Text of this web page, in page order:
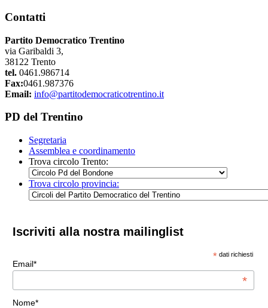
Contatti
Partito Democratico Trentino
via Garibaldi 3,
38122 Trento
tel. 0461.986714
Fax:0461.987376
Email: info@partitodemocraticotrentino.it
PD del Trentino
Segretaria
Assemblea e coordinamento
Trova circolo Trento:
Trova circolo provincia:
Iscriviti alla nostra mailinglist
* dati richiesti
Email*
*
Nome*